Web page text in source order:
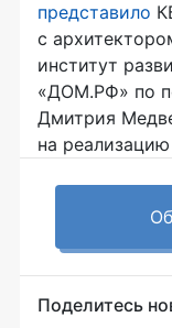
представило
с
институт
«ДОМ.РФ» по
Дмитрия
на
Поделитесь